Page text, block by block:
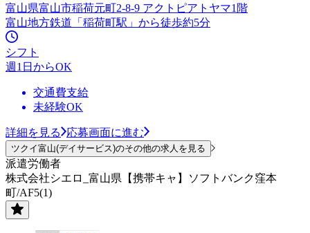
富山県富山市稲荷元町2-8-9 アクトピアトヤマ1階
富山地方鉄道「稲荷町駅」から徒歩約5分
シフト
週1日からOK
交通費支給
未経験OK
詳細を見る 応募画面に進む
ツクイ富山(デイサービス)のその他の求人を見る
派遣労働者
株式会社シエロ_富山県【携帯キャ】ソフトバンク窪本
町/AF5(1)